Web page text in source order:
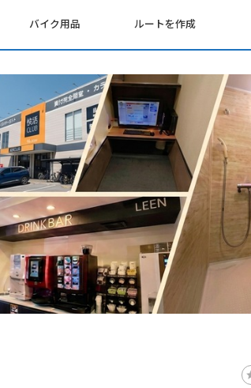
バイク用品 ルートを作成